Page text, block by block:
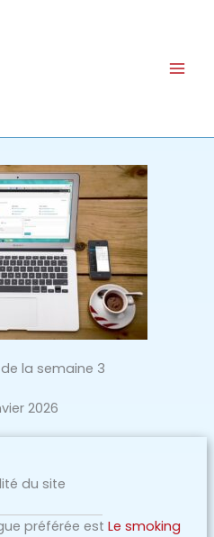
la semaine 3
2026
du site
préférée est Le smoking